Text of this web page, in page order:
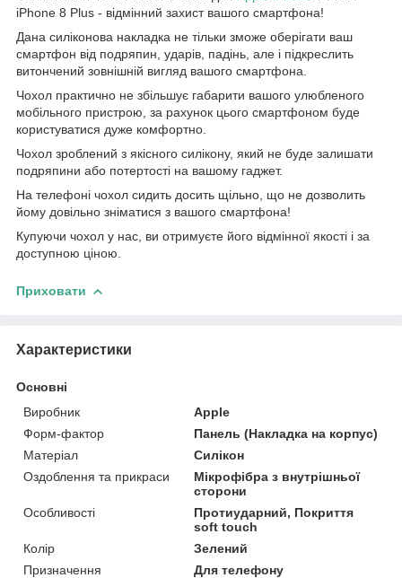
iPhone 8 Plus - відмінний захист вашого смартфона!
Дана силіконова накладка не тільки зможе оберігати ваш
смартфон від подряпин, ударів, падінь, але і підкреслить
витончений зовнішній вигляд вашого смартфона.
Чохол практично не збільшує габарити вашого улюбленого
мобільного пристрою, за рахунок цього смартфоном буде
користуватися дуже комфортно.
Чохол зроблений з якісного силікону, який не буде залишати
подряпини або потертості на вашому гаджет.
На телефоні чохол сидить досить щільно, що не дозволить
йому довільно зніматися з вашого смартфона!
Купуючи чохол у нас, ви отримуєте його відмінної якості і за
доступною ціною.
Приховати
Характеристики
Основні
Виробник
Apple
Форм-фактор
Панель (Накладка на корпус)
Матеріал
Силікон
Оздоблення та прикраси
Мікрофібра з внутрішньої
сторони
Особливості
Протиударний, Покриття
soft touch
Колір
Зелений
Призначення
Для телефону